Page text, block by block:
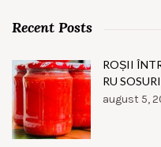
Recent Posts
ROȘII
RU
august 5,